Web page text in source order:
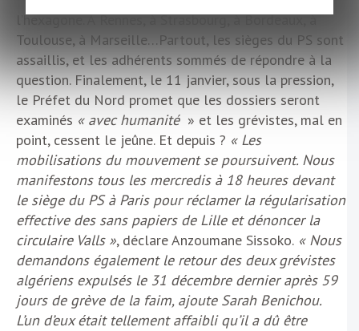
l’hexagone. À Rennes, à Strasbourg, à Bordeaux, à
Toulouse, à Marseille…Partout, les sièges du PS sont
assaillis, et les adhérents sommés de répondre à la
question. Finalement, le 11 janvier, sous la pression,
le Préfet du Nord promet que les dossiers seront
examinés « avec humanité » et les grévistes, mal en
point, cessent le jeûne. Et depuis ? « Les
mobilisations du mouvement se poursuivent. Nous
manifestons tous les mercredis à 18 heures devant
le siège du PS à Paris pour réclamer la régularisation
effective des sans papiers de Lille et dénoncer la
circulaire Valls », déclare Anzoumane Sissoko. « Nous
demandons également le retour des deux grévistes
algériens expulsés le 31 décembre dernier après 59
jours de grève de la faim, ajoute Sarah Benichou.
L’un d’eux était tellement affaibli qu’il a dû être